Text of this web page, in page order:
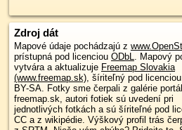
Zdroj dát
Mapové údaje pochádzajú z
prístupná pod licenciou ODbL. Mapový
vytvára a aktualizuje Freemap Slovakia
(www.freemap.sk), šíriteľný pod
BY-SA. Fotky sme čerpali z galérie
freemap.sk, autori fotiek sú uvedení pri
jednotlivých fotkách a sú šíriteľné pod
CC a z wikipédie. Výškový profil trás